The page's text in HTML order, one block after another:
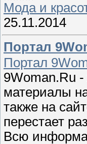
Мода и
25.11.2014
Портал
Портал
9Woman.Ru
материалы
также на
перестает
Всю